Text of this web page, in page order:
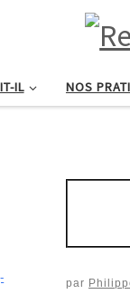
IL NOS
par